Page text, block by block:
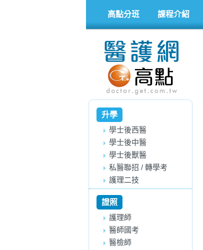
高點分班 課程介紹
升學
學士後西醫
學士後中醫
學士後獸醫
私醫聯招 / 轉學考
護理二技
證照
護理師
醫師國考
醫檢師